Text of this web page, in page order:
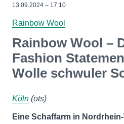
13.09.2024 – 17:10
Rainbow Wool
Rainbow Wool –
Fashion
Wolle schwuler
Köln (ots)
Eine Schaffarm in